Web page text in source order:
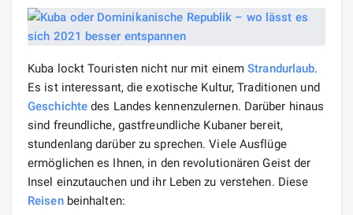
Kuba lockt Touristen nicht nur mit einemStrandurlaub.
Es ist interessant, die exotische Kultur, Traditionen und
Geschichte des Landes kennenzulernen. Darüber hinaus
sind freundliche, gastfreundliche Kubaner bereit,
stundenlang darüber zu sprechen. Viele Ausflüge
ermöglichen es Ihnen, in den revolutionären Geist der
Insel einzutauchen und ihr Leben zu verstehen. Diese
Reisenbeinhalten: